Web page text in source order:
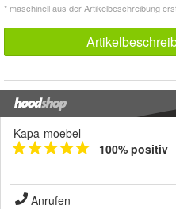
* maschinell aus der Artikelbeschreibung
Kapa-moebel
100% positiv
Anrufen